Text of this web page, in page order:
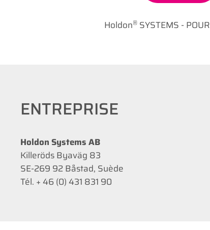
Holdon®SYSTEMS -
ENTREPRISE
Holdon Systems AB
Killeröds Byaväg 83
SE-269 92 Båstad, Suède
Tél. + 46 (0) 431 831 90